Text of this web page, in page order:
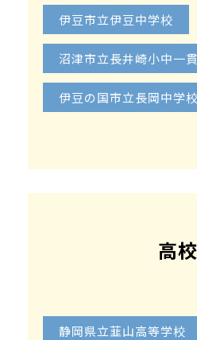
伊豆市立伊豆中学校
沼津市立長井崎小中一
伊豆の国市立長岡中学校
高校
静岡県立韮山高等学校